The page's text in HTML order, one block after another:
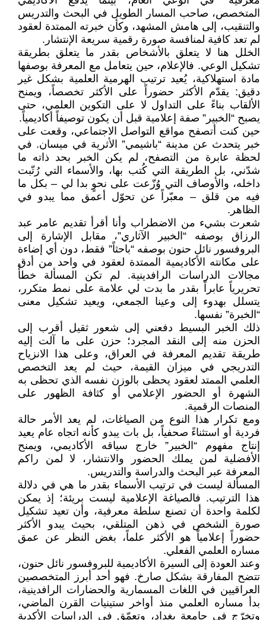
المتخصص، صاحب المسار الطويل في البحث والتدريس
والتنقيب، إلى هامش المشهد، وكأن خبرته الممتدة لعقود
لم تعد كافية لمنافسة صورة رقمية سريعة الإنتشار.
الخلل هنا لا يتعلق بالأشخاص بقدر ما يتعلق بطريقة
تشكيل الوعي. فالإعلام، حين يتعامل مع المعرفة بوصفها
مادة استهلاكية، يُعيد ترتيب الهرمية العلمية بشكل غير
دقيق: يقدّم الأكثر حضوراً على الأكثر تخصصاً، ويمنح
الألقاب بناءً على التداول لا على التكوين العلمي، حتى
يصبح “الخبير” صفة إعلامية قبل أن يكون توصيفاً أكاديمياً.
حين كنت أتصفح مواقع التواصل الاجتماعي، وقعت على
خبر يتحدث عن مدينة “باشيمي” الأثرية في ميسان. في
لحظة عابرة من التصفح، لم يكن الخبر بحد ذاته ما
شدّني، بل الطريقة التي كُتب بها، والأسماء التي رُتّبت
داخله، والأوصاف التي وُزّعت على نحوٍ بدا لي – بكل ما
فيه من قلق – معبّراً عن تحوّل أعمق مما يبدو في
الظاهر.
شعرت بشيء من الاضطراب وأنا أقرأ تقديم عامر عبد
الرزاق بوصفه “الخبير الآثاري”، مقابل الإشارة إلى
البروفسور نائل حنون بوصفه “باحثاً” فقط، دون أي إضاءة
على مكانته الأكاديمية الممتدة لعقود في واحد من أدق
مجالات الدراسات الرافدينية. لم تكن المسألة خطأً
تحريرياً عابراً بقدر ما بدت لي علامة على نمط متكرر،
يتسلل بهدوء إلى وعينا الجمعي، ويعيد تشكيل معنى
“الخبرة” نفسها.
ذلك الخبر البسيط دفعني إلى شعور ثقيل أقرب إلى
الحزن منه إلى النقد المجرد؛ حزن على ما آلت إليه
طريقة تقديم المعرفة في العراق، وعلى هذا الانزياح
التدريجي في ميزان القيمة، حيث لم يعد التخصص
العلمي الممتد لعقود يحظى بالوزن نفسه الذي تحظى به
الشهرة أو الحضور الإعلامي أو كثافة الظهور على
المنصات الرقمية.
ومع تكرار هذا النوع من الصياغات، لم يعد الأمر حالة
فردية أو استثناءً صحفياً، بل بات يبدو كأنه اتجاه عام يعيد
إنتاج مفهوم “الخبير” خارج سياقه الأكاديمي، ويمنح
الأفضلية لمن يملك الحضور والانتشار، لا لمن راكم
المعرفة عبر البحث والدراسة والتدريس.
المسألة ليست في ترتيب الأسماء بقدر ما هي في دلالة
هذا الترتيب. فالصياغة الإعلامية ليست بريئة؛ إذ يمكن
لكلمة واحدة أن تصنع سلطة معرفية، وأن تعيد تشكيل
صورة الشخص في ذهن المتلقي، بحيث يبدو الأكثر
حضوراً إعلامياً هو الأكثر علماً، بغض النظر عن عمق
مساره العلمي الفعلي.
وعند العودة إلى السيرة الأكاديمية للبروفسور نائل حنون،
تتضح المفارقة بشكل صارخ. فهو أحد أبرز المتخصصين
العراقيين في اللغات المسمارية والحضارات الرافدينية،
بدأ مساره العلمي منذ أواخر ستينيات القرن الماضي،
وتخرّج في جامعة بغداد، وتعمّق في الدراسات الأكدية